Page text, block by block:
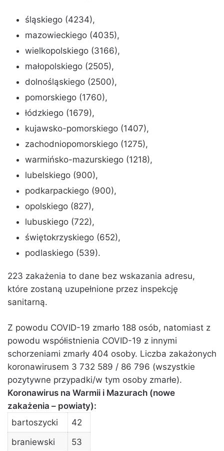
śląskiego (4234),
mazowieckiego (4035),
wielkopolskiego (3166),
małopolskiego (2505),
dolnośląskiego (2500),
pomorskiego (1760),
łódzkiego (1679),
kujawsko-pomorskiego (1407),
zachodniopomorskiego (1275),
warmińsko-mazurskiego (1218),
lubelskiego (900),
podkarpackiego (900),
opolskiego (827),
lubuskiego (722),
świętokrzyskiego (652),
podlaskiego (539).
223 zakażenia to dane bez wskazania adresu,
które zostaną uzupełnione przez inspekcję
sanitarną.
Z powodu COVID-19 zmarło 188 osób, natomiast z
powodu współistnienia COVID-19 z innymi
schorzeniami zmarły 404 osoby. Liczba zakażonych
koronawirusem 3 732 589 / 86 796 (wszystkie
pozytywne przypadki/w tym osoby zmarłe).
Koronawirus na Warmii i Mazurach (nowe
zakażenia – powiaty):
bartoszycki
42
braniewski
53